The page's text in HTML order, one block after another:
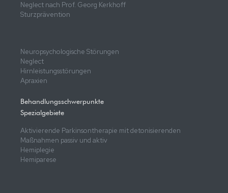
Neglect nach Prof. Georg Kerkhoff
Sturzprävention
Neuropsychologische Störungen
Neglect
Hirnleistungsstörungen
Apraxien
Behandlungsschwerpunkte
Spezialgebiete
Aktivierende Parkinsontherapie mit detonisierenden
Maßnahmen passiv und aktiv
Hemiplegie
Hemiparese